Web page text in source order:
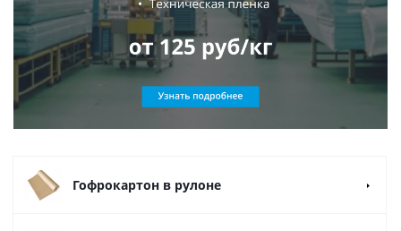
Гофрокартон в рулоне